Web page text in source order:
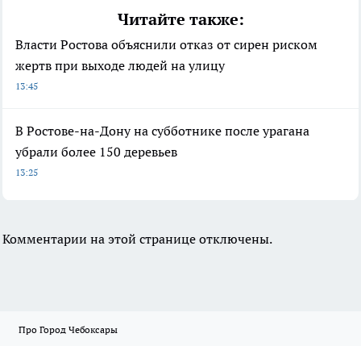
Читайте также:
Власти Ростова объяснили отказ от сирен риском
жертв при выходе людей на улицу
13:45
В Ростове-на-Дону на субботнике после урагана
убрали более 150 деревьев
13:25
Комментарии на этой странице отключены.
Про Город Чебоксары